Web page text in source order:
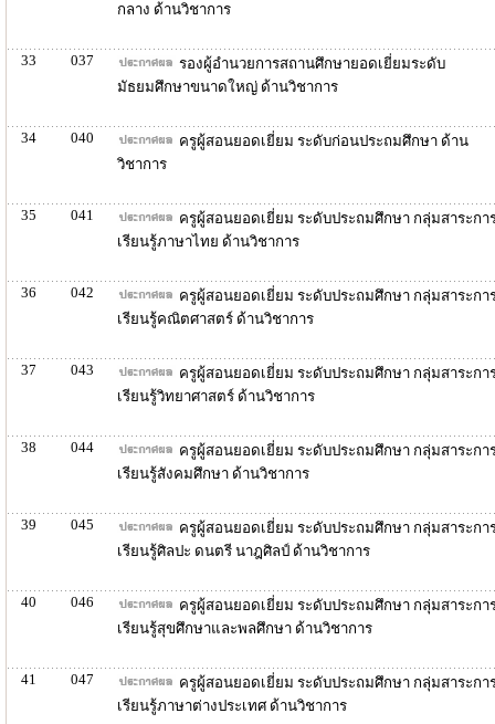
กลาง ด้านวิชาการ
33 037
รองผู้อำนวยการสถานศึกษายอดเยี่ยมระดับ
มัธยมศึกษาขนาดใหญ่ ด้านวิชาการ
34 040
ครูผู้สอนยอดเยี่ยม ระดับก่อนประถมศึกษา ด้าน
วิชาการ
35 041
ครูผู้สอนยอดเยี่ยม ระดับประถมศึกษา กลุ่มสาระกา
เรียนรู้ภาษาไทย ด้านวิชาการ
36 042
ครูผู้สอนยอดเยี่ยม ระดับประถมศึกษา กลุ่มสาระกา
เรียนรู้คณิตศาสตร์ ด้านวิชาการ
37 043
ครูผู้สอนยอดเยี่ยม ระดับประถมศึกษา กลุ่มสาระกา
เรียนรู้วิทยาศาสตร์ ด้านวิชาการ
38 044
ครูผู้สอนยอดเยี่ยม ระดับประถมศึกษา กลุ่มสาระกา
เรียนรู้สังคมศึกษา ด้านวิชาการ
39 045
ครูผู้สอนยอดเยี่ยม ระดับประถมศึกษา กลุ่มสาระกา
เรียนรู้ศิลปะ ดนตรี นาฎศิลป์ ด้านวิชาการ
40 046
ครูผู้สอนยอดเยี่ยม ระดับประถมศึกษา กลุ่มสาระกา
เรียนรู้สุขศึกษาและพลศึกษา ด้านวิชาการ
41 047
ครูผู้สอนยอดเยี่ยม ระดับประถมศึกษา กลุ่มสาระกา
เรียนรู้ภาษาต่างประเทศ ด้านวิชาการ